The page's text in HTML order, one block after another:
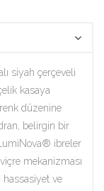
siyah çerçeveli
kasaya
düzenine
belirgin bir
ibreler
mekanizması
ve